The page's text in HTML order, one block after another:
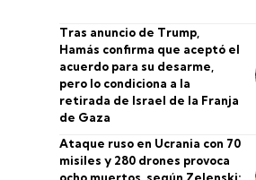
Tras anuncio de Trump,
Hamás confirma que aceptó el
acuerdo para su desarme,
pero lo condiciona a la
retirada de Israel de la Franja
de Gaza
Ataque ruso en Ucrania con 70
misiles y 280 drones provoca